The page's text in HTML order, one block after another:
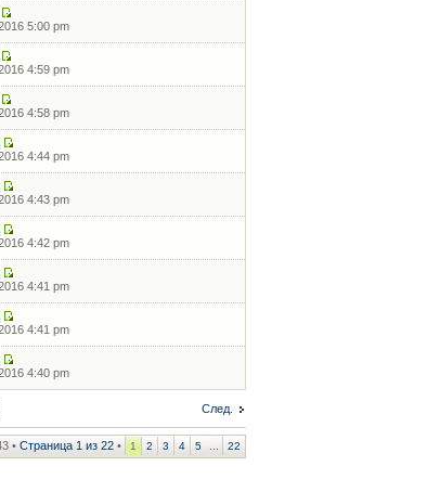
5:00 pm
4:59 pm
4:58 pm
4:44 pm
4:43 pm
4:42 pm
4:41 pm
4:41 pm
4:40 pm
След.
• Страница 1 из 22 • 1 2 3 4 5 22